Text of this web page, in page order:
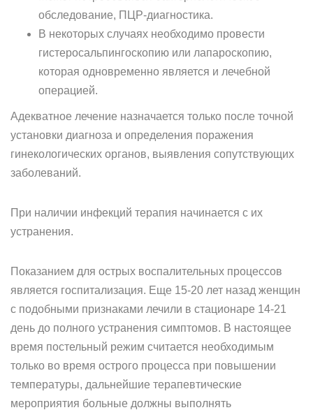
обследование, ПЦР-диагностика.
В некоторых случаях необходимо провести
гистеросальпингоскопию или лапароскопию,
которая одновременно является и лечебной
операцией.
Адекватное лечение назначается только после точной
установки диагноза и определения поражения
гинекологических органов, выявления сопутствующих
заболеваний.
При наличии инфекций терапия начинается с их
устранения.
Показанием для острых воспалительных процессов
является госпитализация. Еще 15-20 лет назад женщин
с подобными признаками лечили в стационаре 14-21
день до полного устранения симптомов. В настоящее
время постельный режим считается необходимым
только во время острого процесса при повышении
температуры, дальнейшие терапевтические
мероприятия больные должны выполнять